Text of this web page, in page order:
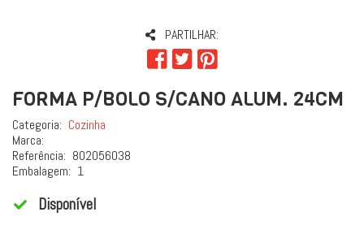
PARTILHAR:
FORMA P/BOLO S/CANO ALUM. 24CM
Categoria: Cozinha
Marca:
Referência: 802056038
Embalagem: 1
Disponível